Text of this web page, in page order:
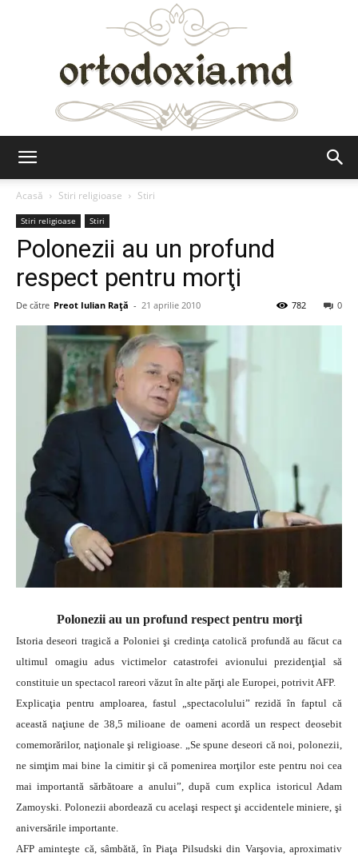
Acasă
Stiri religioase Stiri
Stiri religioase Stiri
Polonezii au un profund
respect pentru morţi
De către Preot Iulian Raţă - 21 aprilie 2010 0
782
Polonezii au un profund respect pentru morţi
Istoria deseori tragică a Poloniei şi credinţa catolică profundă au făcut ca
ultimul omagiu adus victimelor catastrofei avionului prezidenţial să
constituie un spectacol rareori văzut în alte părţi ale Europei, potrivit AFP.
Explicaţia pentru amploarea, fastul „spectacolului” rezidă în faptul că
această naţiune de 38,5 milioane de oameni acordă un respect deosebit
comemorărilor, naţionale şi religioase. „Se spune deseori că noi, polonezii,
ne simţim mai bine la cimitir şi că pomenirea morţilor este pentru noi cea
mai importantă sărbătoare a anului”, după cum explica istoricul Adam
Zamoyski. Polonezii abordează cu acelaşi respect şi accidentele miniere, şi
aniversările importante.
AFP aminteşte că, sâmbătă, în Piaţa Pilsudski din Varşovia, aproximativ